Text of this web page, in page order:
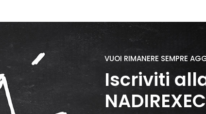
VUOI RIMANERE SEMPRE
Iscriviti alla